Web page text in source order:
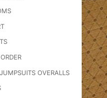
OVERALLS